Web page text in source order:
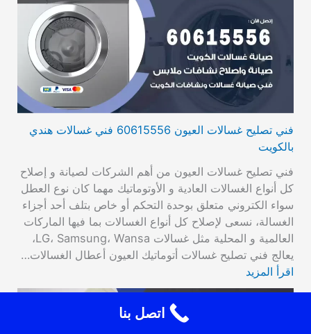
فني تصليح غسالات العيون 60615556 فني غسالات هندي
بالكويت
فني تصليح غسالات العيون من أهم الشركات لصيانة و إصلاح
كل أنواع الغسالات العادية و الأوتوماتيك مهما كان نوع العطل
سواء الكتروني متعلق بوحدة التحكم أو خاص بتلف أحد أجزاء
الغسالة، نسعى لإصلاح كل أنواع الغسالات بما فيها الماركات
العالمية و المحلية مثل غسالات LG، Samsung، Wansa،
يعالج فني تصليح غسالات أتوماتيك العيون أعطال الغسالات…
اقرأ المزيد
اتصل بنا